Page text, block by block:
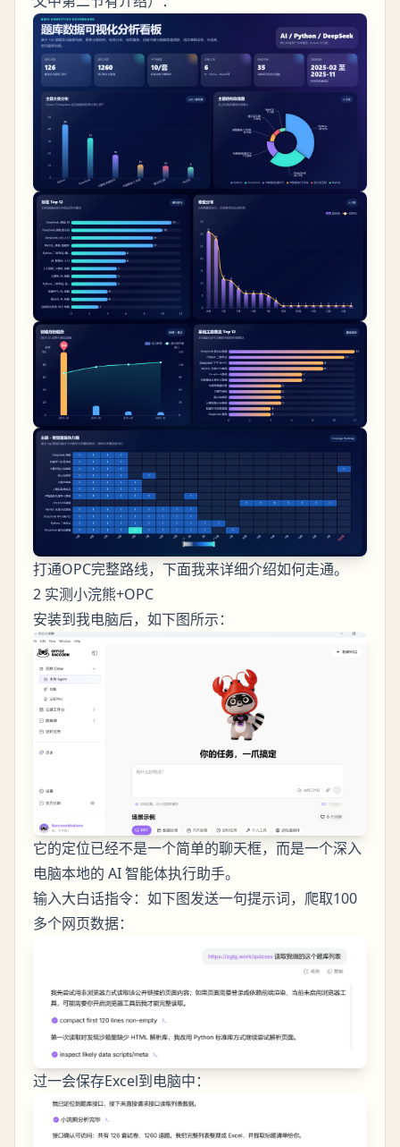
打通OPC完整路线，下面我来详细介绍如何走通。
2 实测小浣熊+OPC
安装到我电脑后，如下图所示：
它的定位已经不是一个简单的聊天框，而是一个深入
电脑本地的 AI 智能体执行助手。
输入大白话指令：如下图发送一句提示词，爬取100
多个网页数据：
过一会保存Excel到电脑中：